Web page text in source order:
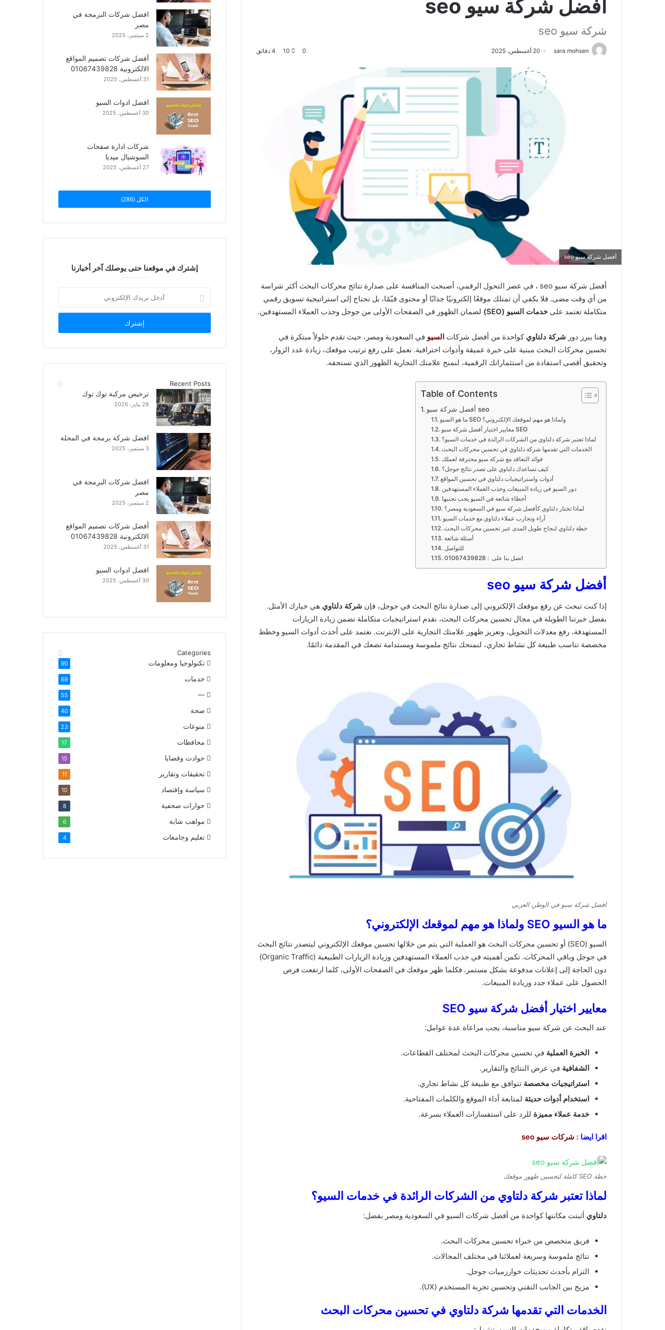
أفضل شركة سيو seo
شركة سيو seo
sara mohsen 20 أغسطس، 2025 0
10 4 دقائق
أفضل شركة سيو seo
أفضل شركة سيو seo ، في عصر التحول الرقمي، أصبحت المنافسة على صدارة نتائج محركات البحث أكثر شراسة
من أي وقت مضى. فلا يكفي أن تمتلك موقعًا إلكترونيًا جذابًا أو محتوى قيّمًا، بل تحتاج إلى استراتيجية تسويق رقمي
متكاملة تعتمد على خدمات السيو (SEO) لضمان الظهور في الصفحات الأولى من جوجل وجذب العملاء المستهدفين.
وهنا يبرز دور شركة دلتاوي كواحدة من أفضل شركات السيو في السعودية ومصر، حيث تقدم حلولاً مبتكرة في
تحسين محركات البحث مبنية على خبرة عميقة وأدوات احترافية. نعمل على رفع ترتيب موقعك، زيادة عدد الزوار،
وتحقيق أقصى استفادة من استثماراتك الرقمية، لنمنح علامتك التجارية الظهور الذي تستحقه.
Table of Contents
أفضل شركة سيو seo
ما هو السيو SEO ولماذا هو مهم لموقعك الإلكتروني؟
معايير اختيار أفضل شركة سيو SEO
لماذا تعتبر شركة دلتاوي من الشركات الرائدة في خدمات السيو؟
الخدمات التي تقدمها شركة دلتاوي في تحسين محركات البحث
فوائد التعاقد مع شركة سيو محترفة لعملك
كيف تساعدك دلتاوي على تصدر نتائج جوجل؟
أدوات واستراتيجيات دلتاوي في تحسين المواقع
دور السيو في زيادة المبيعات وجذب العملاء المستهدفين
أخطاء شائعة في السيو يجب تجنبها
لماذا تختار دلتاوي كأفضل شركة سيو في السعودية ومصر؟
آراء وتجارب عملاء دلتاوي مع خدمات السيو
خطة دلتاوي لنجاح طويل المدى عبر تحسين محركات البحث
أسئلة شائعة
اتصل بنا على : 01067439828
أفضل شركة سيو seo
إذا كنت تبحث عن رفع موقعك الإلكتروني إلى صدارة نتائج البحث في جوجل، فإن شركة دلتاوي هي خيارك الأمثل.
بفضل خبرتنا الطويلة في مجال تحسين محركات البحث، نقدم استراتيجيات متكاملة تضمن زيادة الزيارات
المستهدفة، رفع معدلات التحويل، وتعزيز ظهور علامتك التجارية على الإنترنت. نعتمد على أحدث أدوات السيو وخطط
مخصصة تناسب طبيعة كل نشاط تجاري، لنمنحك نتائج ملموسة ومستدامة تضعك في المقدمة دائمًا.
افضل شركة سيو في الوطن العربي
ما هو السيو SEO ولماذا هو مهم لموقعك الإلكتروني؟
السيو (SEO) أو تحسين محركات البحث هو العملية التي يتم من خلالها تحسين موقعك الإلكتروني ليتصدر نتائج البحث
في جوجل وباقي المحركات. تكمن أهميته في جذب العملاء المستهدفين وزيادة الزيارات الطبيعية (Organic Traffic)
دون الحاجة إلى إعلانات مدفوعة بشكل مستمر. فكلما ظهر موقعك في الصفحات الأولى، كلما ارتفعت فرص
الحصول على عملاء جدد وزيادة المبيعات.
معايير اختيار أفضل شركة سيو SEO
عند البحث عن شركة سيو مناسبة، يجب مراعاة عدة عوامل:
الخبرة العملية في تحسين محركات البحث لمختلف القطاعات.
الشفافية في عرض النتائج والتقارير.
استراتيجيات مخصصة تتوافق مع طبيعة كل نشاط تجاري.
استخدام أدوات حديثة لمتابعة أداء الموقع والكلمات المفتاحية.
خدمة عملاء مميزة للرد على استفسارات العملاء بسرعة.
اقرا ايضا : شركات سيو seo
خطة SEO كاملة لتحسين ظهور موقعك
لماذا تعتبر شركة دلتاوي من الشركات الرائدة في خدمات السيو؟
دلتاوي أثبتت مكانتها كواحدة من أفضل شركات السيو في السعودية ومصر بفضل:
فريق متخصص من خبراء تحسين محركات البحث.
نتائج ملموسة وسريعة لعملائنا في مختلف المجالات.
التزام بأحدث تحديثات خوارزميات جوجل.
مزيج بين الجانب التقني وتحسين تجربة المستخدم (UX).
الخدمات التي تقدمها شركة دلتاوي في تحسين محركات البحث
افضل شركات البرمجة في
مصر
2 سبتمبر، 2025
أفضل شركات تصميم المواقع
الالكترونية 01067439828
31 أغسطس، 2025
افضل ادوات السيو
30 أغسطس، 2025
شركات ادارة صفحات
السوشيال ميديا
27 أغسطس، 2025
الكل (286)
إشترك في موقعنا حتى يوصلك آخر أخبارنا
بريدك
الإلكتروني
Recent Posts
ترخيص مركبة توك توك
28 يناير، 2026
افضل شركة برمجة في المحلة
3 سبتمبر، 2025
افضل شركات البرمجة في
مصر
2 سبتمبر، 2025
أفضل شركات تصميم المواقع
الالكترونية 01067439828
31 أغسطس، 2025
افضل ادوات السيو
30 أغسطس، 2025
Categories
تكنولوجيا ومعلومات
90
خدمات 69
—
55
صحة 40
منوعات 23
محافظات 17
حوادث وقضايا 15
تحقيقات وتقارير 11
سياسة وإقتصاد 10
حوارات صحفية 8
مواهب شابة 6
تعليم وجامعات 4